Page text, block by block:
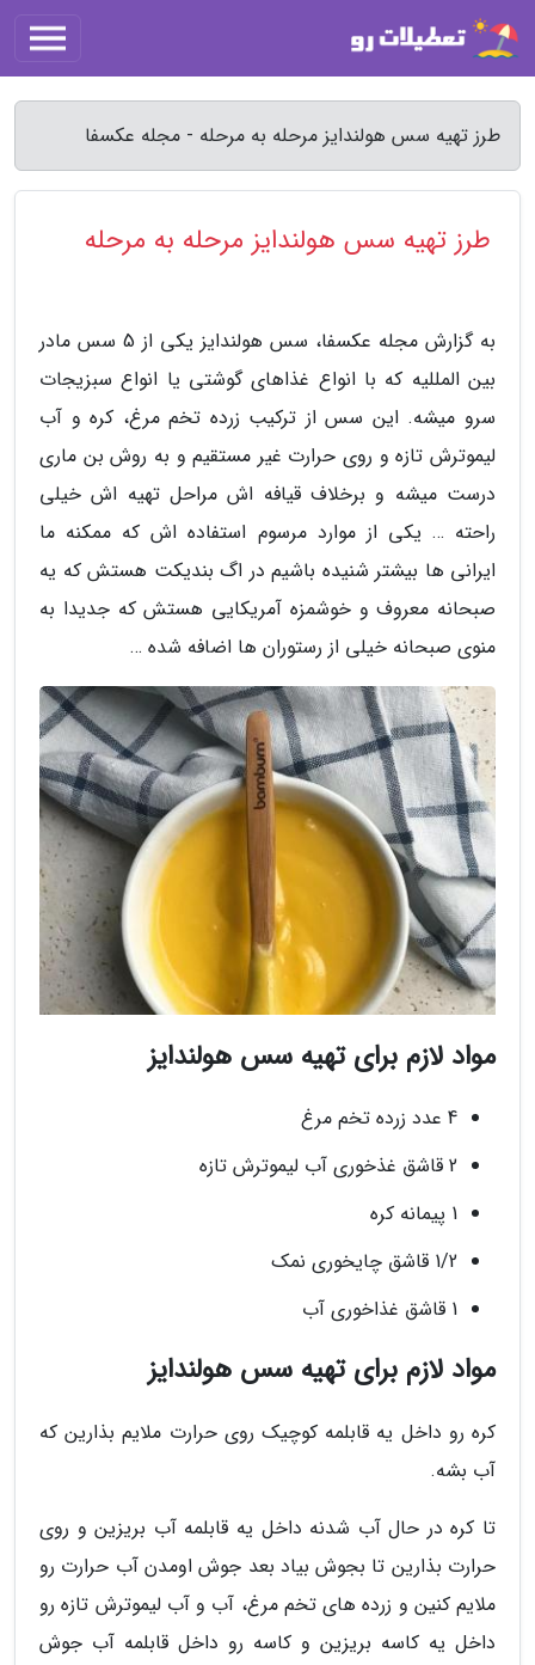
طرز تهیه سس هولندایز مرحله به مرحله - مجله عکسفا
طرز تهیه سس هولندایز مرحله به مرحله
به گزارش مجله عکسفا، سس هولندایز یکی از 5 سس مادر
بین المللیه که با انواع غذاهای گوشتی یا انواع سبزیجات
سرو میشه. این سس از ترکیب زرده تخم مرغ، کره و آب
لیموترش تازه و روی حرارت غیر مستقیم و به روش بن ماری
درست میشه و برخلاف قیافه اش مراحل تهیه اش خیلی
راحته … یکی از موارد مرسوم استفاده اش که ممکنه ما
ایرانی ها بیشتر شنیده باشیم در اگ بندیکت هستش که یه
صبحانه معروف و خوشمزه آمریکایی هستش که جدیدا به
منوی صبحانه خیلی از رستوران ها اضافه شده …
مواد لازم برای تهیه سس هولندایز
4 عدد زرده تخم مرغ
2 قاشق غذخوری آب لیموترش تازه
1 پیمانه کره
1/2 قاشق چایخوری نمک
1 قاشق غذاخوری آب
مواد لازم برای تهیه سس هولندایز
کره رو داخل یه قابلمه کوچیک روی حرارت ملایم بذارین که
آب بشه.
تا کره در حال آب شدنه داخل یه قابلمه آب بریزین و روی
حرارت بذارین تا بجوش بیاد بعد جوش اومدن آب حرارت رو
ملایم کنین و زرده های تخم مرغ، آب و آب لیموترش تازه رو
داخل یه کاسه بریزین و کاسه رو داخل قابلمه آب جوش